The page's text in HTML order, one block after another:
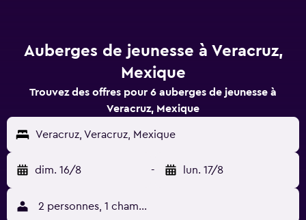
Auberges de jeunesse à Veracruz,
Mexique
Trouvez des offres pour 6 auberges de jeunesse à
Veracruz, Mexique
Veracruz, Veracruz, Mexique
dim. 16/8 - lun. 17/8
2 personnes, 1 chambre